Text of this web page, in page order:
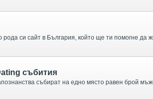
рода си сайт в България, който ще ти помогне
събития